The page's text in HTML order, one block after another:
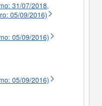
31/07/2018,
05/09/2016)
05/09/2016)
05/09/2016)